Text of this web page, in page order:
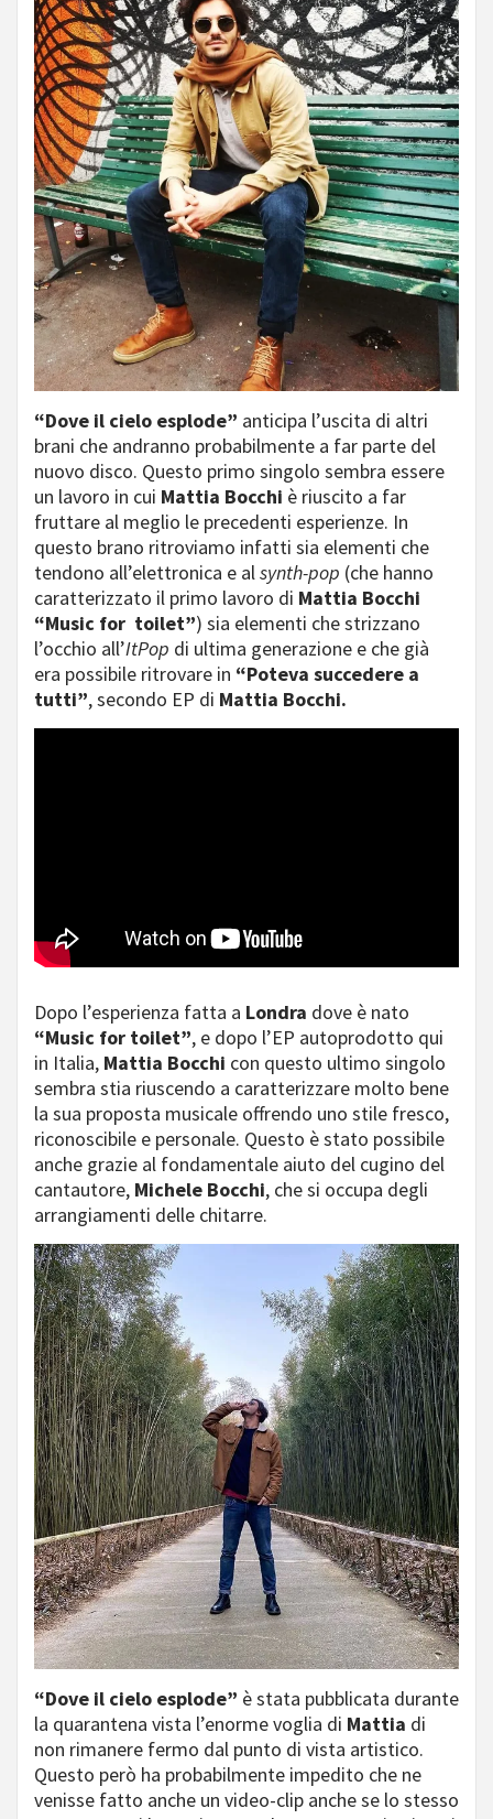
“Dove il cielo esplode” anticipa l’uscita di altri
brani che andranno probabilmente a far parte del
nuovo disco. Questo primo singolo sembra essere
un lavoro in cui Mattia Bocchi è riuscito a far
fruttare al meglio le precedenti esperienze. In
questo brano ritroviamo infatti sia elementi che
tendono all’elettronica e alsynth-pop (che hanno
caratterizzato il primo lavoro di Mattia Bocchi
“Music for toilet”) sia elementi che strizzano
l’occhio all’ItPop di ultima generazione e che già
era possibile ritrovare in “Poteva succedere a
tutti”, secondo EP di Mattia Bocchi.
Dopo l’esperienza fatta a Londra dove è nato
“Music for toilet”, e dopo l’EP autoprodotto qui
in Italia, Mattia Bocchi con questo ultimo singolo
sembra stia riuscendo a caratterizzare molto bene
la sua proposta musicale offrendo uno stile fresco,
riconoscibile e personale. Questo è stato possibile
anche grazie al fondamentale aiuto del cugino del
cantautore, Michele Bocchi, che si occupa degli
arrangiamenti delle chitarre.
“Dove il cielo esplode” è stata pubblicata durante
la quarantena vista l’enorme voglia di Mattia di
non rimanere fermo dal punto di vista artistico.
Questo però ha probabilmente impedito che ne
venisse fatto anche un video-clip anche se lo stesso